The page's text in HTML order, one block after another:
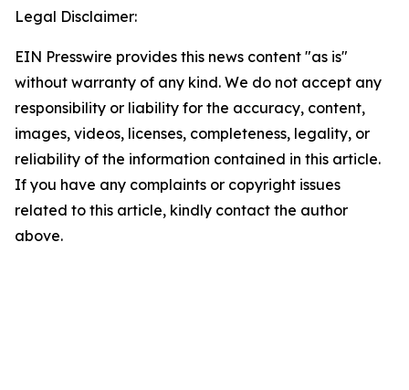
Legal Disclaimer:
EIN Presswire provides this news content "as is"
without warranty of any kind. We do not accept any
responsibility or liability for the accuracy, content,
images, videos, licenses, completeness, legality, or
reliability of the information contained in this article.
If you have any complaints or copyright issues
related to this article, kindly contact the author
above.